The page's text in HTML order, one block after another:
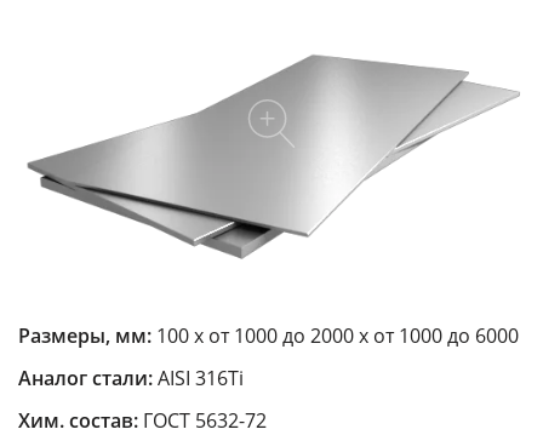
Размеры, мм: 100 х от 1000 до 2000 х от 1000 до 6000
Аналог стали:AISI 316Ti
Хим. состав: ГОСТ 5632-72